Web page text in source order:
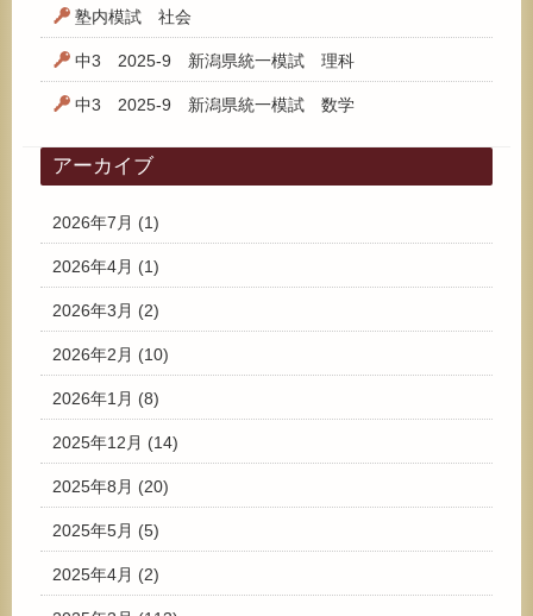
塾内模試 社会
中3 2025-9 新潟県統一模試 理科
中3 2025-9 新潟県統一模試 数学
アーカイブ
2026年7月 (1)
2026年4月 (1)
2026年3月 (2)
2026年2月 (10)
2026年1月 (8)
2025年12月 (14)
2025年8月 (20)
2025年5月 (5)
2025年4月 (2)